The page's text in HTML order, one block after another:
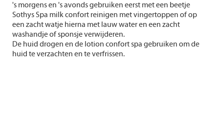
's morgens en 's avonds gebruiken eerst met een beetje
Sothys Spa milk confort reinigen met vingertoppen of op
een zacht watje hierna met lauw water en een zacht
washandje of sponsje verwijderen.
De huid drogen en de lotion confort spa gebruiken om de
huid te verzachten en te verfrissen.